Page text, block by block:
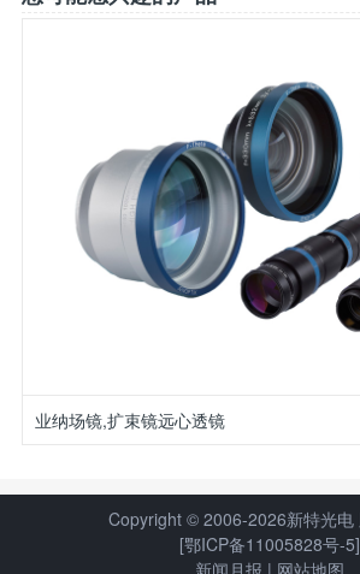
业纳场镜,扩束镜远心透镜
Copyright © 2006-2026新特光电
[鄂ICP备11005828号-5]